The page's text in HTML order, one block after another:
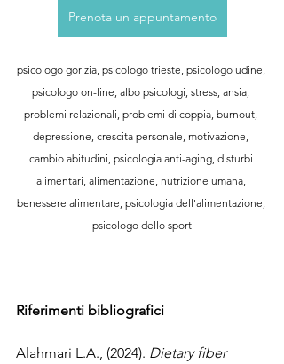
Prenota un appuntamento
psicologo gorizia, psicologo trieste, psicologo udine,
psicologo on-line, albo psicologi, stress, ansia,
problemi relazionali, problemi di coppia, burnout,
depressione, crescita personale, motivazione,
cambio abitudini, psicologia anti-aging, disturbi
alimentari, alimentazione, nutrizione umana,
benessere alimentare, psicologia dell'alimentazione,
psicologo dello sport
Riferimenti bibliografici
Alahmari L.A., (2024). Dietary fiber